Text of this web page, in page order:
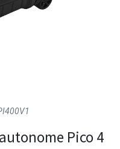
Pico 4